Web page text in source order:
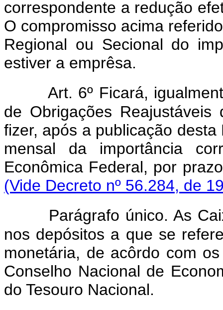
correspondente a redução
O compromisso acima
Regional ou Secional do
estiver a emprêsa.
Art. 6º Ficará,
de Obrigações
fizer, após a publicação
mensal da importância
Econômica Federal, por
(Vide Decreto nº 56.284, de
Parágrafo único. As
nos depósitos a que se
monetária, de acôrdo com
Conselho Nacional de
do Tesouro Nacional.